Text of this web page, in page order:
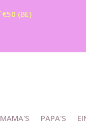
MAMA'S PAPA'S
(BE)